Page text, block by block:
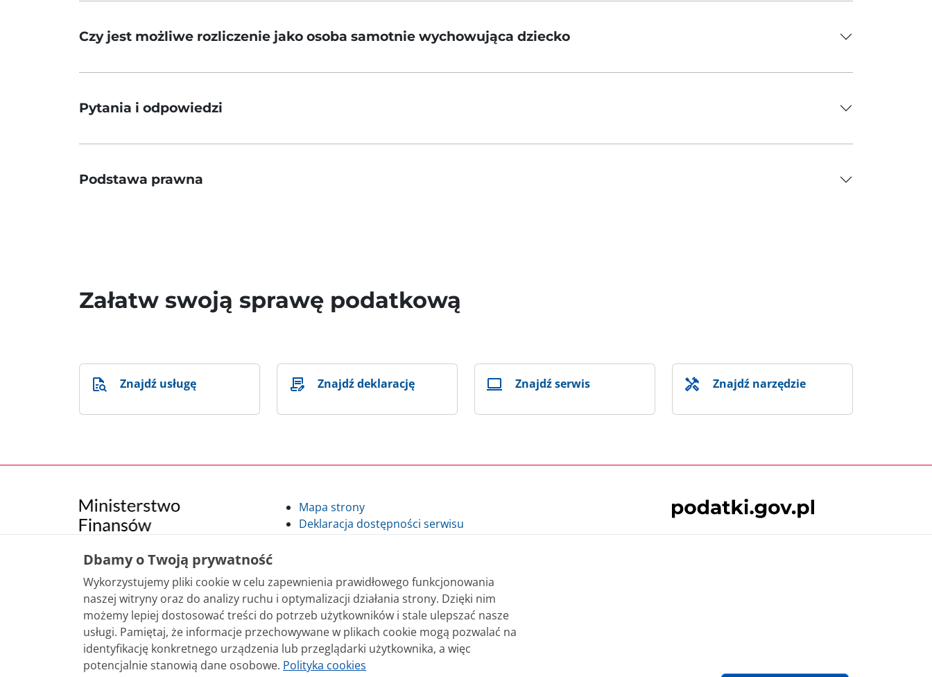
Czy jest możliwe rozliczenie jako osoba samotnie wychowująca dziecko
Pytania i odpowiedzi
Podstawa prawna
Załatw swoją sprawę podatkową
Znajdź usługę Znajdź deklarację Znajdź serwis Znajdź narzędzie
Mapa strony
Deklaracja dostępności serwisu
Polityka cookie
Klauzula informacyjna Szefa Krajowej Administracji Skarbowej
podatki.gov.pl - archiwum
Treści zamieszczone w serwisie udostępniamy bezpłatnie. Korzystanie z treści opublikowanych w serwisie podatki.gov.pl, niezależnie od celu i
sposobu korzystania, nie wymaga zgody Ministerstwa Finansów. Treści znaczone w serwisie jako treści będące przedmiotem praw autorskich, o ile
nie jest to stwierdzone inaczej, są udostępniane na licencji Creative Commons Uznanie Autorstwa 3.0 Polska.
Dbamy o Twoją prywatność
Wykorzystujemy pliki cookie w celu zapewnienia prawidłowego funkcjonowania
naszej witryny oraz do analizy ruchu i optymalizacji działania strony. Dzięki nim
możemy lepiej dostosować treści do potrzeb użytkowników i stale ulepszać nasze
usługi. Pamiętaj, że informacje przechowywane w plikach cookie mogą pozwalać na
identyfikację konkretnego urządzenia lub przeglądarki użytkownika, a więc
potencjalnie stanowią dane osobowe. Polityka cookies